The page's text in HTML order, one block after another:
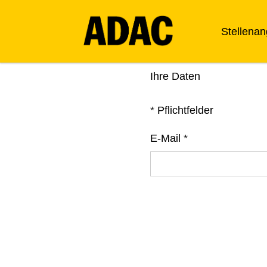
Ihre Daten
* Pflichtfelder
E-Mail *